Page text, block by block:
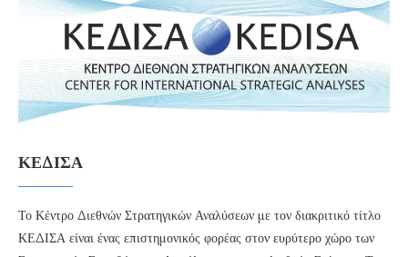
ΚΕΔΙΣΑ
Το Κέντρο Διεθνών Στρατηγικών Αναλύσεων με τον διακριτικό τίτλο
ΚΕΔΙΣΑ είναι ένας επιστημονικός φορέας στον ευρύτερο χώρο των